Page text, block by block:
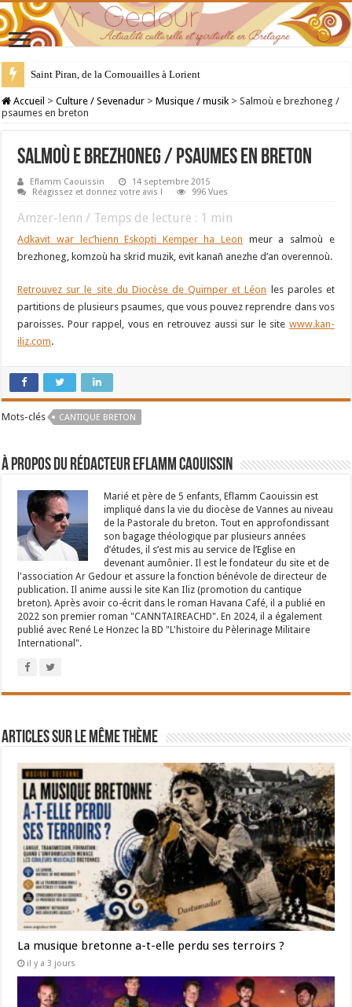
Saint Piran, de la Cornouailles à Lorient
28 juillet : Saint Samson de Dol, père de la Bretagne chrétienne
Accueil > Culture / Sevenadur > Musique / musik > Salmoù e brezhoneg /
psaumes en breton
Salmoù e brezhoneg / psaumes en breton
Eflamm Caouissin
14 septembre 2015
Réagissez et donnez votre avis !
996 Vues
Amzer-lenn / Temps de lecture : 1 min
Adkavit war lec’hienn Eskopti Kemper ha Leon meur a salmoù e
brezhoneg, komzoù ha skrid muzik, evit kanañ anezhe d’an overennoù.
Retrouvez sur le site du Diocèse de Quimper et Léon les paroles et
partitions de plusieurs psaumes, que vous pouvez reprendre dans vos
paroisses. Pour rappel, vous en retrouvez aussi sur le site www.kan-
iliz.com.
Mots-clés CANTIQUE BRETON
À propos du rédacteur Eflamm Caouissin
Marié et père de 5 enfants, Eflamm Caouissin est
impliqué dans la vie du diocèse de Vannes au niveau
de la Pastorale du breton. Tout en approfondissant
son bagage théologique par plusieurs années
d’études, il s’est mis au service de l’Eglise en
devenant aumônier. Il est le fondateur du site et de
l'association Ar Gedour et assure la fonction bénévole de directeur de
publication. Il anime aussi le site Kan Iliz (promotion du cantique
breton). Après avoir co-écrit dans le roman Havana Café, il a publié en
2022 son premier roman "CANNTAIREACHD". En 2024, il a également
publié avec René Le Honzec la BD "L'histoire du Pèlerinage Militaire
International".
Articles sur le même thème
La musique bretonne a-t-elle perdu ses terroirs ?
il y a 3 jours